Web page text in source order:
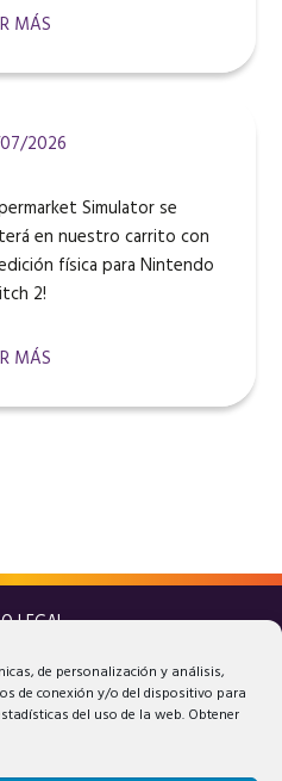
de personalización y análisis,
de conexión y/o del dispositivo para
del uso de la web. Obtener
MÁS
2026
Simulator se
en nuestro carrito con
física para Nintendo
2!
MÁS
LEGAL
COOKIES